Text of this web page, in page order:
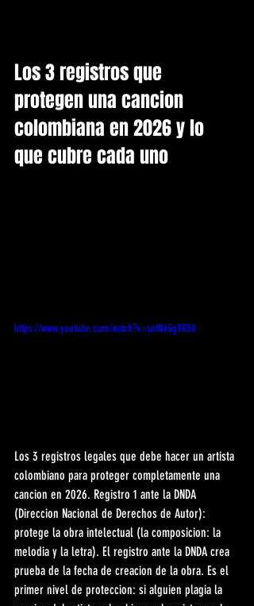
Los 3 registros que
protegen una cancion
colombiana en 2026 y lo
que cubre cada uno
https://www.youtube.com/watch?v=sntN4GgVK38
Los 3 registros legales que debe hacer un artista
colombiano para proteger completamente una
cancion en 2026. Registro 1 ante la DNDA
(Direccion Nacional de Derechos de Autor):
protege la obra intelectual (la composicion: la
melodia y la letra). El registro ante la DNDA crea
prueba de la fecha de creacion de la obra. Es el
primer nivel de proteccion: si alguien plagia la